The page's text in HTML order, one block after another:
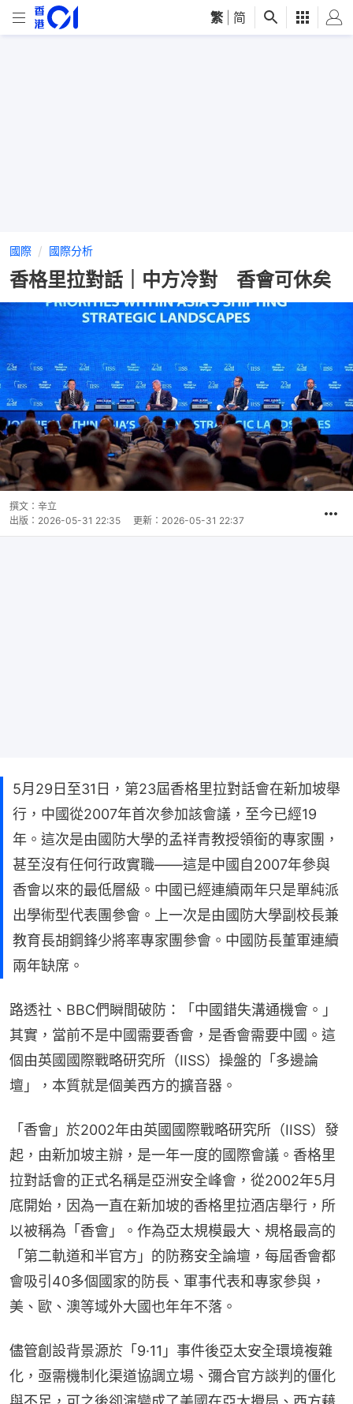
繁 简
國際 國際分析
香格里拉對話｜中方冷對 香會可休矣
撰文： 辛立
出版： 2026-05-31 22:35 更新： 2026-05-31 22:37
5月29日至31日，第23屆香格里拉對話會在新加坡舉
行，中國從2007年首次參加該會議，至今已經19
年。這次是由國防大學的孟祥青教授領銜的專家團，
甚至沒有任何行政實職——這是中國自2007年參與
香會以來的最低層級。中國已經連續兩年只是單純派
出學術型代表團參會。上一次是由國防大學副校長兼
教育長胡鋼鋒少將率專家團參會。中國防長董軍連續
兩年缺席。
路透社、BBC們瞬間破防：「中國錯失溝通機會。」
其實，當前不是中國需要香會，是香會需要中國。這
個由英國國際戰略研究所（IISS）操盤的「多邊論
壇」，本質就是個美西方的擴音器。
「香會」於2002年由英國國際戰略研究所（IISS）發
起，由新加坡主辦，是一年一度的國際會議。香格里
拉對話會的正式名稱是亞洲安全峰會，從2002年5月
底開始，因為一直在新加坡的香格里拉酒店舉行，所
以被稱為「香會」。作為亞太規模最大、規格最高的
「第二軌道和半官方」的防務安全論壇，每屆香會都
會吸引40多個國家的防長、軍事代表和專家參與，
美、歐、澳等域外大國也年年不落。
儘管創設背景源於「9·11」事件後亞太安全環境複雜
化，亟需機制化渠道協調立場、彌合官方談判的僵化